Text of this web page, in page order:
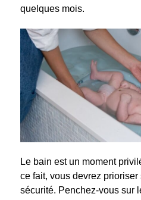
quelques mois.
Le bain est un moment
ce fait, vous devrez
sécurité. Penchez-vous sur